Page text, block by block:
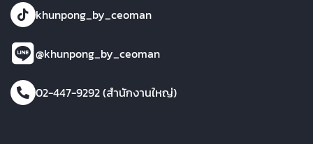
khunpong_by_ceoman
@khunpong_by_ceoman
02-447-9292 (สำนักงานใหญ่)